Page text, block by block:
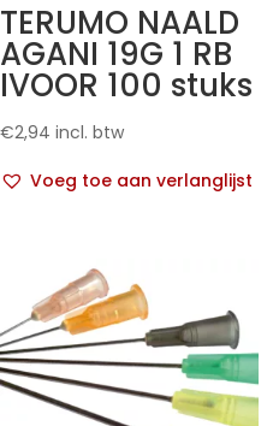
TERUMO NAALD
AGANI 19G 1 RB
IVOOR 100 stuks
€2,94 incl. btw
Voeg toe aan verlanglijst